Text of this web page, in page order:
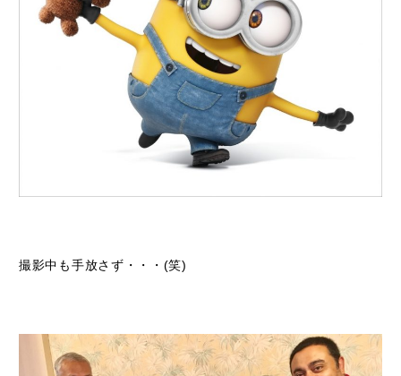
撮影中も手放さず・・・(笑)